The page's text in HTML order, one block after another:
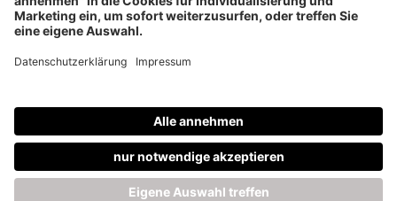
Dehner Unternehmen
Jobs bei Dehner
Kontakt & Rechtliches
Social Media